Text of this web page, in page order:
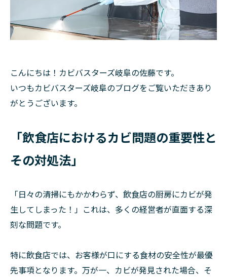
こんにちは！カビバスターズ岐阜の佐藤です。
いつもカビバスターズ岐阜のブログをご覧いただきあり
がとうございます。
「飲食店におけるカビ問題の重要性と
その対処法」
「日々の清掃にもかかわらず、飲食店の厨房にカビが発
生してしまった！」これは、多くの経営者が直面する深
刻な問題です。
特に飲食店では、お客様が口にする食材の安全性が最優
先事項となります。万が一、カビが発見された場合、そ